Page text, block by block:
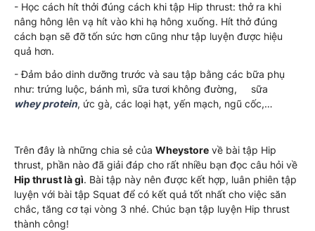
- Học cách hít thởi đúng cách khi tập Hip thrust: thở ra khi
nâng hông lên vạ hít vào khi hạ hông xuống. Hít thở đúng
cách bạn sẽ đỡ tốn sức hơn cũng như tập luyện được hiệu
quả hơn.
- Đảm bảo dinh dưỡng trước và sau tập bằng các bữa phụ
như: trứng luộc, bánh mì, sữa tươi không đường, sữa
whey protein, ức gà, các loại hạt, yến mạch, ngũ cốc,…
Trên đây là những chia sẻ của Wheystore về bài tập Hip
thrust, phần nào đã giải đáp cho rất nhiều bạn đọc câu hỏi về
Hip thrust là gì. Bài tập này nên được kết hợp, luân phiên tập
luyện với bài tập Squat để có kết quả tốt nhất cho việc săn
chắc, tăng cơ tại vòng 3 nhé. Chúc bạn tập luyện Hip thrust
thành công!